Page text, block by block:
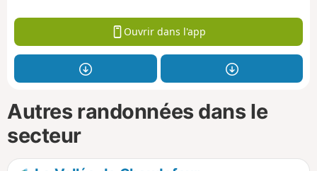
Ouvrir dans l'app
Autres randonnées dans le
secteur